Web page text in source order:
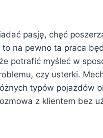
pasję, chęć
na pewno ta praca
potrafić myśleć w
czy usterki.
typów pojazdów
z klientem bez